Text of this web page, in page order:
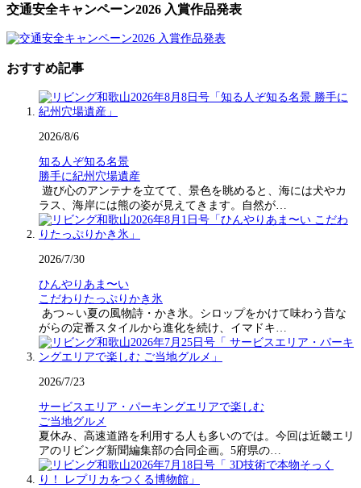
交通安全キャンペーン2026 入賞作品発表
おすすめ記事
2026/8/6
知る人ぞ知る名景
勝手に紀州穴場遺産
遊び心のアンテナを立てて、景色を眺めると、海には犬やカ
ラス、海岸には熊の姿が見えてきます。自然が…
2026/7/30
ひんやりあま〜い
こだわりたっぷりかき氷
あつ～い夏の風物詩・かき氷。シロップをかけて味わう昔な
がらの定番スタイルから進化を続け、イマドキ…
2026/7/23
サービスエリア・パーキングエリアで楽しむ
ご当地グルメ
夏休み、高速道路を利用する人も多いのでは。今回は近畿エリ
アのリビング新聞編集部の合同企画。5府県の…